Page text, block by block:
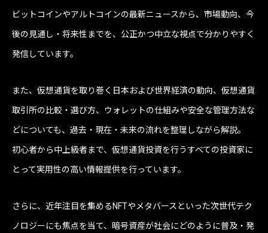
ビットコインやアルトコインの最新ニュースから、市場動向、今
後の見通し・将来性までを、公正かつ中立な視点で分かりやすく
発信しています。
また、仮想通貨を取り巻く日本および世界経済の動向、仮想通貨
取引所の比較・選び方、ウォレットの仕組みや安全な管理方法な
どについても、過去・現在・未来の流れを整理しながら解説。
初心者から中上級者まで、仮想通貨投資を行うすべての投資家に
とって実用性の高い情報提供を行っています。
さらに、近年注目を集めるNFTやメタバースといった次世代テク
ノロジーにも焦点を当て、暗号資産が社会にどのように普及・発